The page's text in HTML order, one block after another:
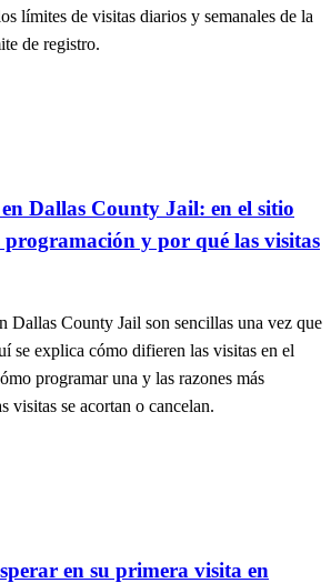
límites de visitas diarios y semanales de la
de registro.
Dallas County Jail: en el sitio
programación y por qué las visitas
Dallas County Jail son sencillas una vez que
se explica cómo difieren las visitas en el
programar una y las razones más
visitas se acortan o cancelan.
en su primera visita en